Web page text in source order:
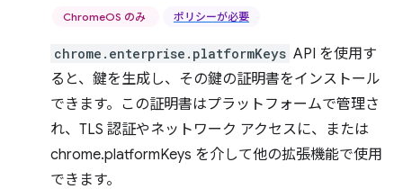
ChromeOS のみ ポリシーが必要
chrome.enterprise.platformKeys API を使用す
ると、鍵を生成し、その鍵の証明書をインストール
できます。この証明書はプラットフォームで管理さ
れ、TLS 認証やネットワーク アクセスに、または
chrome.platformKeys を介して他の拡張機能で使用
できます。